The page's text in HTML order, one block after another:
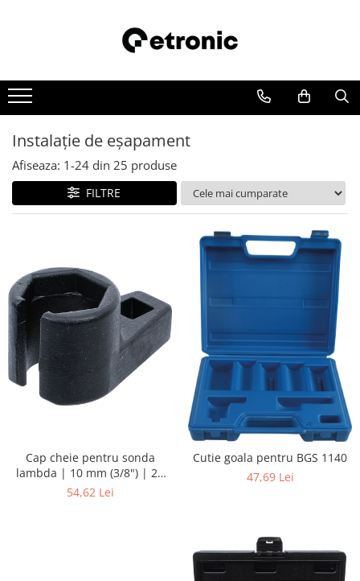
Instalaţie de eşapament
Afiseaza: 1-24 din 25 produse
FILTRE
Cap cheie pentru sonda
lambda | 10 mm (3/8") | 22
mm
54,62 Lei
Cutie goala pentru BGS 1140
47,69 Lei